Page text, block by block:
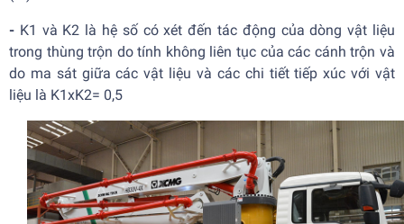
- K1 và K2 là hệ số có xét đến tác động của dòng vật liệu
trong thùng trộn do tính không liên tục của các cánh trộn và
do ma sát giữa các vật liệu và các chi tiết tiếp xúc với vật
liệu là K1xK2= 0,5